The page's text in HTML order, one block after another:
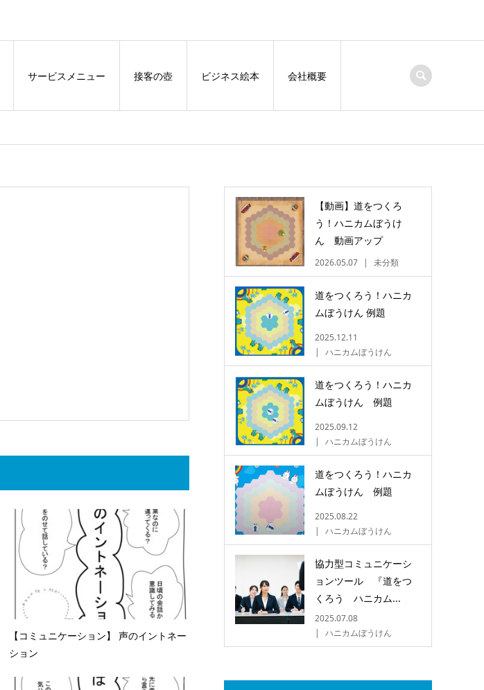
サービスメニュー 接客の壺 ビジネス絵本 会社概要
【コミュニケーション】 声のイントネー
ション
【動画】道をつくろ
う！ハニカムぼうけ
ん 動画アップ
2026.05.07 未分類
道をつくろう！ハニカ
ムぼうけん 例題
2025.12.11
ハニカムぼうけん
道をつくろう！ハニカ
ムぼうけん 例題
2025.09.12
ハニカムぼうけん
道をつくろう！ハニカ
ムぼうけん 例題
2025.08.22
ハニカムぼうけん
協力型コミュニケーシ
ョンツール 『道をつ
くろう ハニカム...
2025.07.08
ハニカムぼうけん